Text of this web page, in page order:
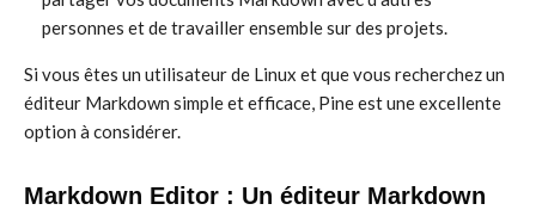
personnes et de travailler ensemble sur des projets.
Si vous êtes un utilisateur de Linux et que vous recherchez un
éditeur Markdown simple et efficace, Pine est une excellente
option à considérer.
Markdown Editor : Un éditeur Markdown